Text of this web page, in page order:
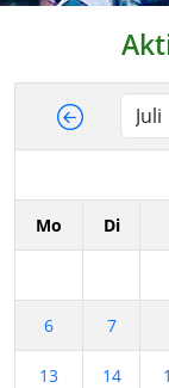
Mo Di
6 7
13 14